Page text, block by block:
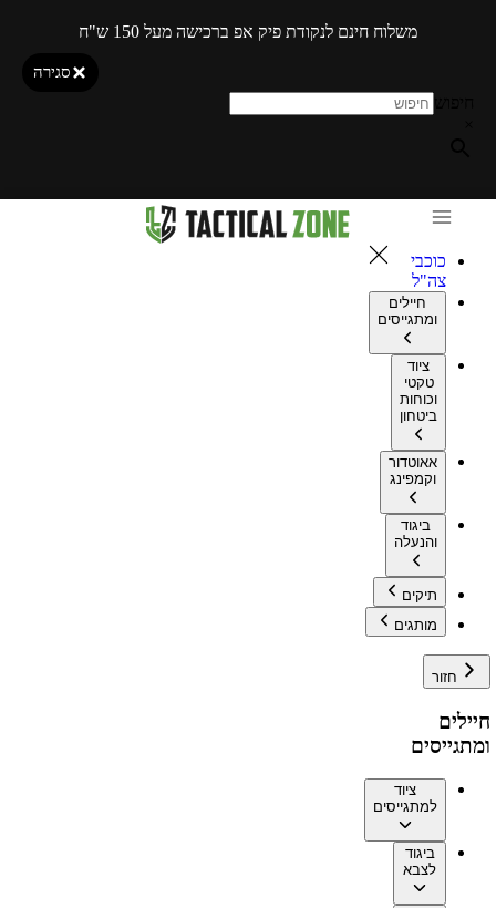
משלוח חינם לנקודת פיק אפ ברכישה מעל 150 ש"ח
סגירה
כוכבי
צה"ל
חיילים
ומתגייסים
ציוד
טקטי
וכוחות
ביטחון
אאוטדור
וקמפינג
ביגוד
והנעלה
תיקים
מותגים
חזור
חיילים
ומתגייסים
ציוד
למתגייסים
ביגוד
לצבא